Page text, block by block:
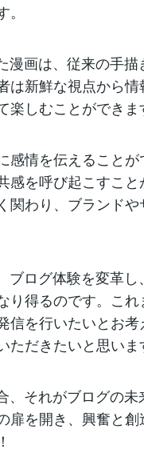
漫画は、従来の手
は新鮮な視点から
しむことができま
感情を伝えること
感を呼び起こすこ
関わり、ブランド
ブログ体験を変革
り得るのです。こ
信を行いたいとお
だきたいと思いま
、それがブログの未
扉を開き、興奮と